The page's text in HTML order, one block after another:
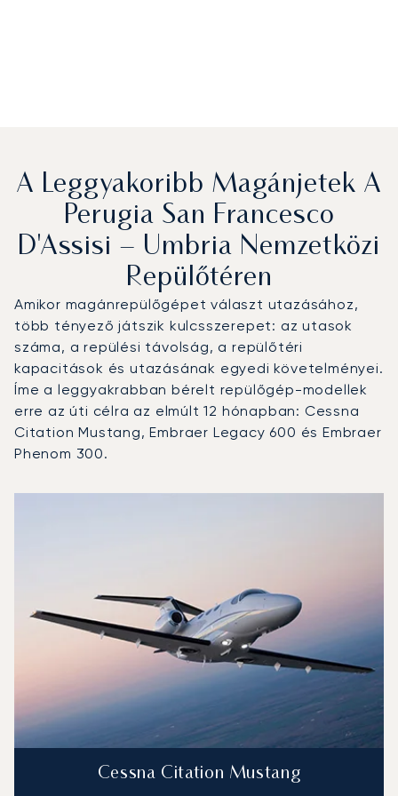
A Leggyakoribb Magánjetek A
Perugia San Francesco
D'Assisi – Umbria Nemzetközi
Repülőtéren
Amikor magánrepülőgépet választ utazásához,
több tényező játszik kulcsszerepet: az utasok
száma, a repülési távolság, a repülőtéri
kapacitások és utazásának egyedi követelményei.
Íme a leggyakrabban bérelt repülőgép-modellek
erre az úti célra az elmúlt 12 hónapban: Cessna
Citation Mustang, Embraer Legacy 600 és Embraer
Phenom 300.
Cessna Citation Mustang